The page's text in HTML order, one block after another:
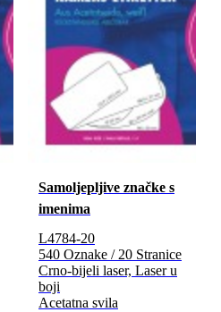
Samoljepljive značke s
imenima
L4784-20
540 Oznake / 20 Stranice
Crno-bijeli laser, Laser u
boji
Acetatna svila